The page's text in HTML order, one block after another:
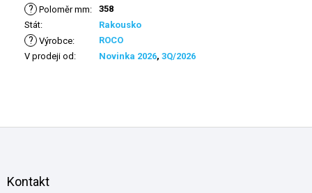
? Poloměr mm:
358
Stát: Rakousko
? Výrobce:
ROCO
V prodeji od : Novinka 2026, 3Q/2026
Kontakt